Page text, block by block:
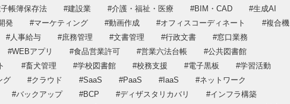
採用情報
お問い合わせ
情報セキュリティ方針
帳簿保存法 建設業 介護・福祉・医療 BIM・CAD
生成AI
発 マーケティング 動画作成 オフィスコーディネート
複合機
人事給与 庶務管理 文書管理 行政文書
窓口業務
WEBアプリ 食品営業許可 営業六法台帳
公共図書館
畜犬管理 学校図書館 校務支援 電子黒板
学習活動
グ クラウド SaaS PaaS IaaS
ネットワーク
バックアップ BCP ディザスタリカバリ
インフラ構築